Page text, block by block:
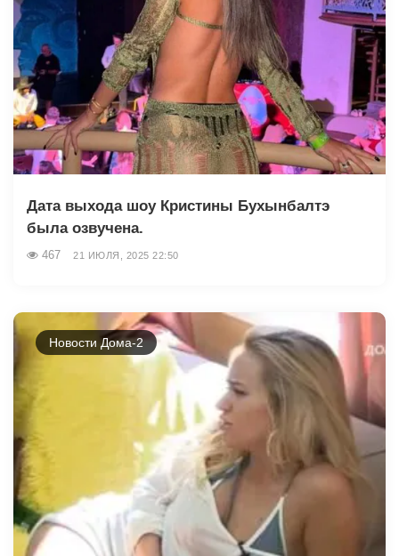
Дата выхода шоу Кристины Бухынбалтэ
была озвучена.
467 21 ИЮЛЯ, 2025 22:50
Новости Дома-2